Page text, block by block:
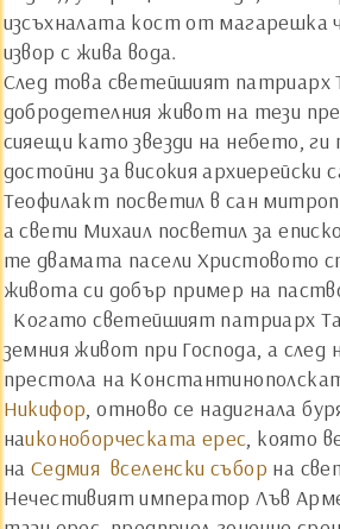
изсъхналата кост от магарешка
извор с жива вода.
След това светейшият патриарх
добродетелния живот на тези
сияещи като звезди на небето, ги
достойни за високия архиерейски
Теофилакт посветил в сан
а свети Михаил посветил за
те двамата пасели Христовото
живота си добър пример на
Когато светейшият патриарх
земния живот при Господа, а след
престола на
Никифор, отново се надигнала
наикoноборческата ерес, която
на Седмия вселенски събор на
Нечестивият император Лъв